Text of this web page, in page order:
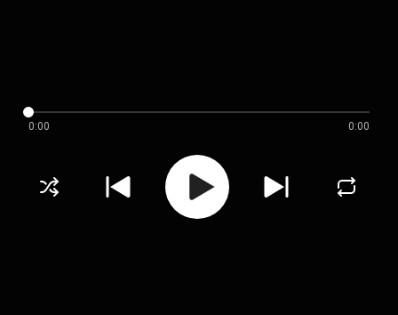
0:00 0:00